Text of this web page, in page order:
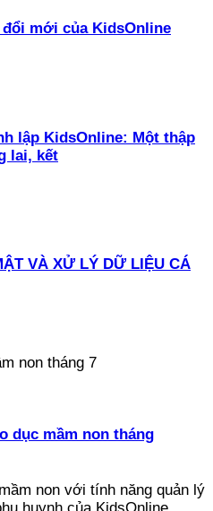
đổi mới của KidsOnline
lập KidsOnline: Một thập
lai, kết
VÀ XỬ LÝ DỮ LIỆU CÁ
dục mầm non tháng